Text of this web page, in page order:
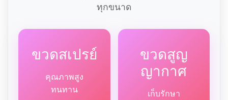
ทุกขนาด
ขวดสเปรย์
คุณภาพสูง
ทนทาน
ขวดสูญ
ญากาศ
เก็บรักษา